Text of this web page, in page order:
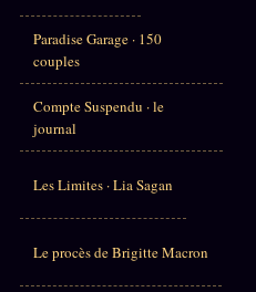
Paradise Garage · 150
couples
Compte Suspendu · le
journal
Les Limites · Lia Sagan
Le procès de Brigitte Macron